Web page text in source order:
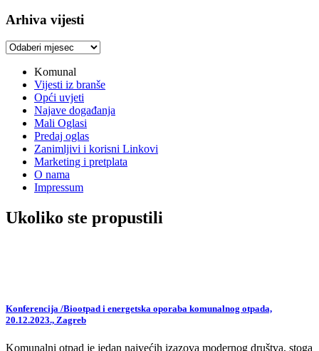
Arhiva vijesti
Arhiva
Komunal
Vijesti iz branše
Opći uvjeti
Najave događanja
Mali Oglasi
Predaj oglas
Zanimljivi i korisni Linkovi
Marketing i pretplata
O nama
Impressum
Ukoliko ste propustili
Konferencija /Biootpad i energetska oporaba komunalnog otpada,
20.12.2023., Zagreb
Komunalni otpad je jedan najvećih izazova modernog društva, stoga